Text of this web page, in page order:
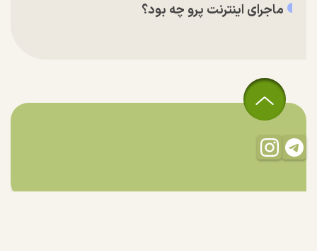
ماجرای اینترنت پرو چه بود؟